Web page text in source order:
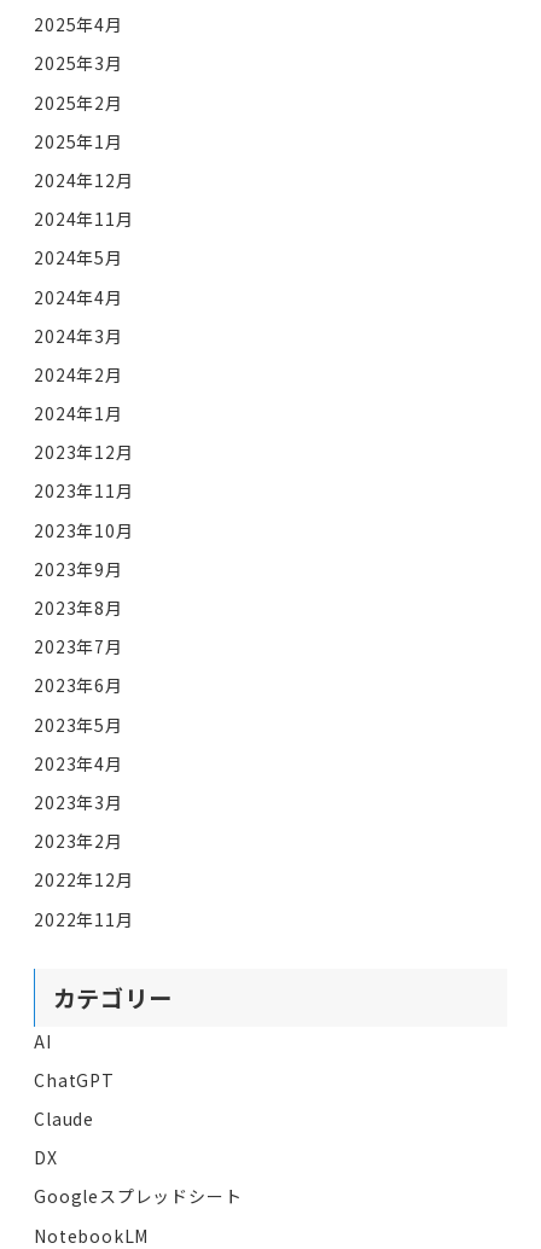
2025年4月
2025年3月
2025年2月
2025年1月
2024年12月
2024年11月
2024年5月
2024年4月
2024年3月
2024年2月
2024年1月
2023年12月
2023年11月
2023年10月
2023年9月
2023年8月
2023年7月
2023年6月
2023年5月
2023年4月
2023年3月
2023年2月
2022年12月
2022年11月
カテゴリー
AI
ChatGPT
Claude
DX
Googleスプレッドシート
NotebookLM